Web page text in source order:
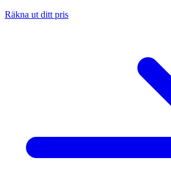
Räkna ut ditt pris